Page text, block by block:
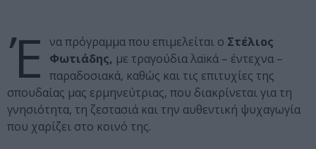
Έ να πρόγραμμα που επιμελείται ο Στέλιος
Φωτιάδης, με τραγούδια λαïκά – έντεχνα –
παραδοσιακά, καθώς και τις επιτυχίες της
σπουδαίας μας ερμηνεύτριας, που διακρίνεται για τη
γνησιότητα, τη ζεστασιά και την αυθεντική ψυχαγωγία
που χαρίζει στο κοινό της.